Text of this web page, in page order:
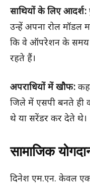
साथियों के लिए आदर्श:
उन्हें अपना रोल मॉडल
कि वे ऑपरेशन के
रहते हैं।
अपराधियों में खौफ:
जिले में एसपी बनते ही
थे या सरेंडर कर देते थे।
सामाजिक
दिनेश एम.एन. केवल